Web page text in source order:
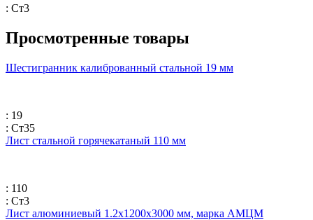
: Ст3
Просмотренные товары
Шестигранник калиброванный стальной 19 мм
: 19
: Ст35
Лист стальной горячекатаный 110 мм
: 110
: Ст3
Лист алюминиевый 1.2х1200х3000 мм, марка АМЦМ